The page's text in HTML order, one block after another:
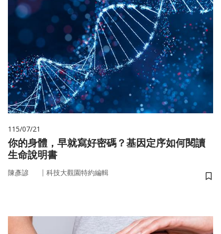
115/07/21
你的身體，早就寫好密碼？基因定序如何閱讀
生命說明書
陳彥諺 ｜ 科技大觀園特約編輯
儲